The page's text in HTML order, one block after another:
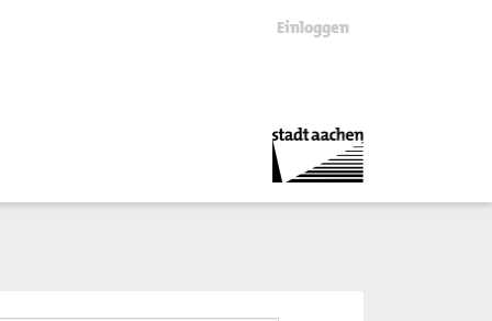
Einloggen